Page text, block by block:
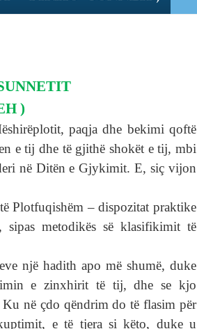
)
paqja dhe bekimi qoftë
e tij dhe të gjithë shokët e tij, mbi
në Ditën e Gjykimit. E, siç vijon
Plotfuqishëm – dispozitat praktike
metodikës së klasifikimit të
një hadith apo më shumë, duke
e zinxhirit të tij, dhe se kjo
në çdo qëndrim do të flasim për
e të tjera si këto, duke u